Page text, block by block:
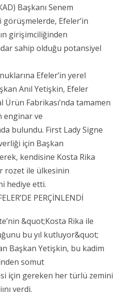
Başkanı Senem
Efeler’in
girişimciliğinden
sahip olduğu potansiyel
Efeler’in yerel
Anıl Yetişkin, Efeler
Ürün Fabrikası’nda tamamen
enginar ve
bulundu. First Lady Signe
için Başkan
kendisine Kosta Rika
rozet ile ülkesinin
hediye etti.
PERÇİNLENDİ
&quot;Kosta Rika ile
bu yıl kutluyor&quot;
Başkan Yetişkin, bu kadim
somut
için gereken her türlü zemini
verdi.